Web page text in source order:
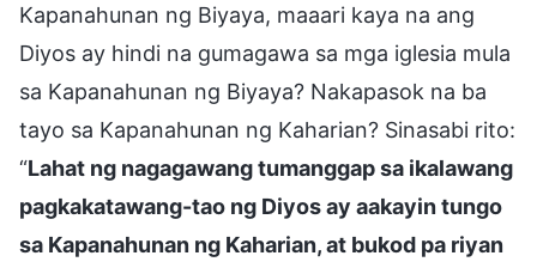
Kapanahunan ng Biyaya, maaari kaya na ang
Diyos ay hindi na gumagawa sa mga iglesia mula
sa Kapanahunan ng Biyaya? Nakapasok na ba
tayo sa Kapanahunan ng Kaharian? Sinasabi rito:
“Lahat ng nagagawang tumanggap sa ikalawang
pagkakatawang-tao ng Diyos ay aakayin tungo
sa Kapanahunan ng Kaharian, at bukod pa riyan